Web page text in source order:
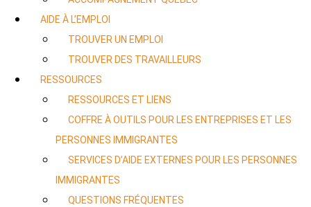
AIDE À L’EMPLOI
TROUVER UN EMPLOI
TROUVER DES TRAVAILLEURS
RESSOURCES
RESSOURCES ET LIENS
COFFRE À OUTILS POUR LES ENTREPRISES ET LES
PERSONNES IMMIGRANTES
SERVICES D’AIDE EXTERNES POUR LES PERSONNES
IMMIGRANTES
QUESTIONS FRÉQUENTES